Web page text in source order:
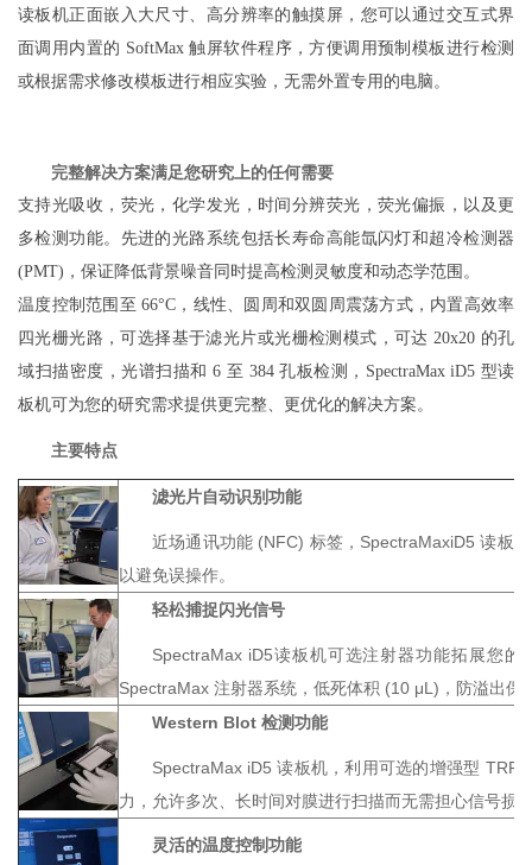
读板机正面嵌入大尺寸、高分辨率的触摸屏，您可以通过交互式界
面调用内置的 SoftMax 触屏软件程序，方便调用预制模板进行检测
或根据需求修改模板进行相应实验，无需外置专用的电脑。
完整解决方案满足您研究上的任何需要
支持光吸收，荧光，化学发光，时间分辨荧光，荧光偏振，以及更
多检测功能。先进的光路系统包括长寿命高能氙闪灯和超冷检测器
(PMT)，保证降低背景噪音同时提高检测灵敏度和动态学范围。
温度控制范围至 66°C，线性、圆周和双圆周震荡方式，内置高效率
四光栅光路，可选择基于滤光片或光栅检测模式，可达 20x20 的孔
域扫描密度，光谱扫描和 6 至 384 孔板检测，SpectraMax iD5 型读
板机可为您的研究需求提供更完整、更优化的解决方案。
主要特点
滤光片自动识别功能
近场通讯功能 (NFC) 标签，SpectraMaxiD5 读板
以避免误操作。
轻松捕捉闪光信号
SpectraMax iD5读板机可选注射器功能拓展您
SpectraMax 注射器系统，低死体积 (10 μL)，防溢出
Western Blot 检测功能
SpectraMax iD5 读板机，利用可选的增强型 TRF
力，允许多次、长时间对膜进行扫描而无需担心信号损
灵活的温度控制功能